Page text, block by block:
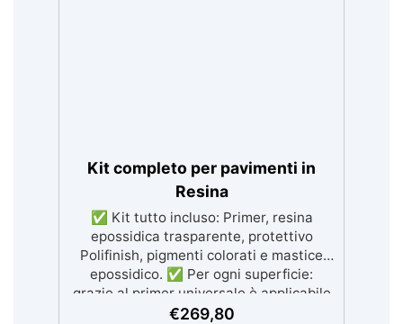
Kit completo per pavimenti in
Resina
✅ Kit tutto incluso: Primer, resina
epossidica trasparente, protettivo
Polifinish, pigmenti colorati e mastice
epossidico. ✅ Per ogni superficie:
grazie al primer universale è applicabile
sia su calcestruzzo, piastrelle e superfici
€269,80